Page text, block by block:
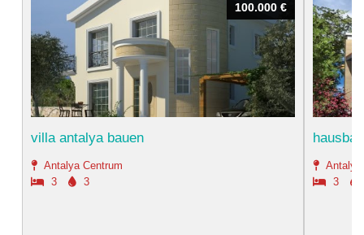
villa antalya bauen
Antalya Centrum
3
3
100.000 €
100.000 €
Antalya
3